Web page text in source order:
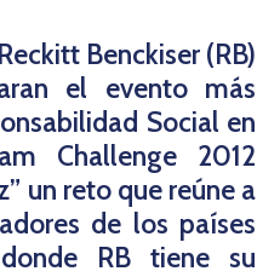
Benckiser (RB)
el evento más
Social en
Challenge 2012
un reto que reúne a
de los países
RB tiene su